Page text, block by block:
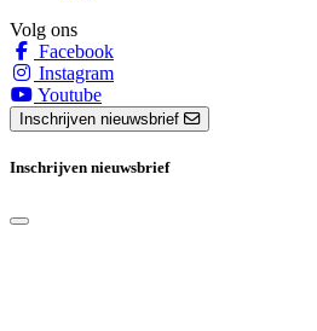
Volg ons
Facebook
Instagram
Youtube
Inschrijven nieuwsbrief
Inschrijven nieuwsbrief